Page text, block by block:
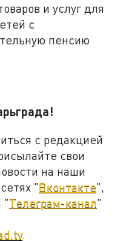
и услуг для
с
пенсию
с редакцией
свои
на наши
"Вконтакте",
"Телеграм-канал"
.